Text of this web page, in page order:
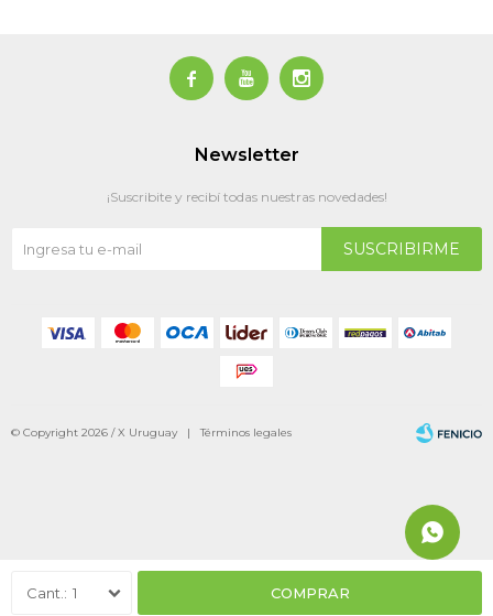
1 COMPRAR
  
Newsletter
¡Suscribite y recibí todas nuestras novedades!
SUSCRIBIRME
© Copyright 2026 / X Uruguay |Términos legales